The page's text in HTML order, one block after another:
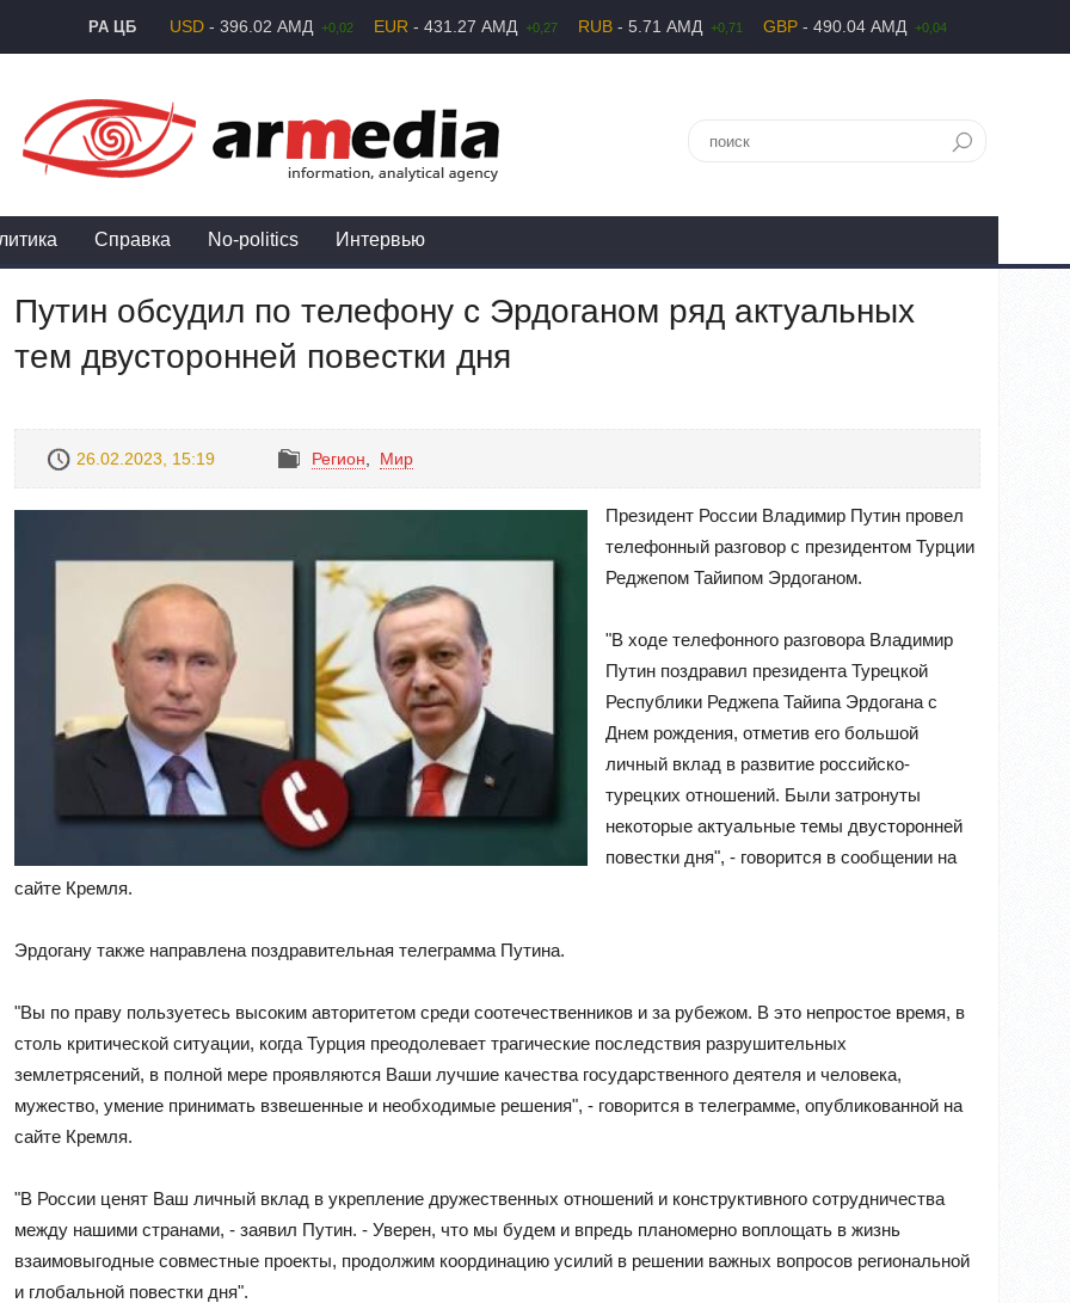
РА ЦБ USD - 396.02 АМД +0,02 EUR - 431.27 АМД +0,27 RUB - 5.71 АМД +0,71 GBP - 490.04 АМД +0,04
Справка No-politics Интервью
Путин обсудил по телефону с Эрдоганом ряд актуальных
тем двусторонней повестки дня
26.02.2023, 15:19 Регион Mир
Президент России Владимир Путин провел
телефонный разговор с президентом Турции
Реджепом Тайипом Эрдоганом.
"В ходе телефонного разговора Владимир
Путин поздравил президента Турецкой
Республики Реджепа Тайипа Эрдогана с
Днем рождения, отметив его большой
личный вклад в развитие российско-
турецких отношений. Были затронуты
некоторые актуальные темы двусторонней
повестки дня", - говорится в сообщении на
сайте Кремля.
Эрдогану также направлена поздравительная телеграмма Путина.
"Вы по праву пользуетесь высоким авторитетом среди соотечественников и за рубежом. В это непростое время, в
столь критической ситуации, когда Турция преодолевает трагические последствия разрушительных
землетрясений, в полной мере проявляются Ваши лучшие качества государственного деятеля и человека,
мужество, умение принимать взвешенные и необходимые решения", - говорится в телеграмме, опубликованной на
сайте Кремля.
"В России ценят Ваш личный вклад в укрепление дружественных отношений и конструктивного сотрудничества
между нашими странами, - заявил Путин. - Уверен, что мы будем и впредь планомерно воплощать в жизнь
взаимовыгодные совместные проекты, продолжим координацию усилий в решении важных вопросов региональной
и глобальной повестки дня".